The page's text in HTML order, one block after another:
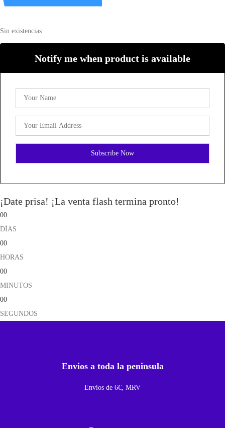
Sin existencias
Notify me when product is available
¡Date prisa! ¡La venta flash termina pronto!
00
DÍAS
00
HORAS
00
MINUTOS
00
SEGUNDOS
Envios a toda la peninsula
Envios de 6€, MRV